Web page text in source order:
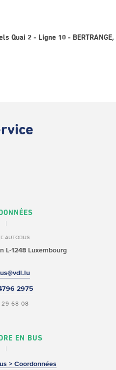
Quai 2 - Ligne 10 -
AUTOBUS
L-1248 Luxembourg
2975
29 68 08
EN BUS
> Coordonnées